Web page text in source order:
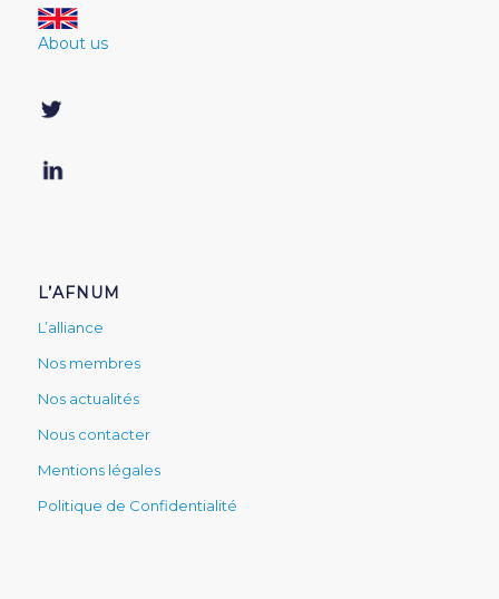
About us
L’AFNUM
L’alliance
Nos membres
Nos actualités
Nous contacter
Mentions légales
Politique de Confidentialité